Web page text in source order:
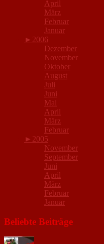
April
März
Februar
Januar
► 2006
Dezember
November
Oktober
August
Juli
Juni
Mai
April
März
Februar
► 2005
November
September
Juni
April
März
Februar
Januar
Beliebte Beiträge